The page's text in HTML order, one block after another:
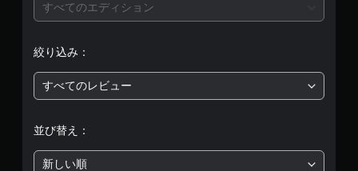
段
階
の
すべてのエディション
絞り込み：
すべてのレビュー
並び替え：
新しい順